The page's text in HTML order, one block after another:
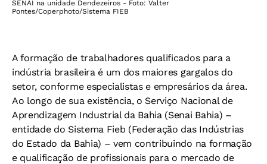
SENAI na unidade Dendezeiros - Foto: Valter
Pontes/Coperphoto/Sistema FIEB
A formação de trabalhadores qualificados para a
indústria brasileira é um dos maiores gargalos do
setor, conforme especialistas e empresários da área.
Ao longo de sua existência, o Serviço Nacional de
Aprendizagem Industrial da Bahia (Senai Bahia) –
entidade do Sistema Fieb (Federação das Indústrias
do Estado da Bahia) – vem contribuindo na formação
e qualificação de profissionais para o mercado de